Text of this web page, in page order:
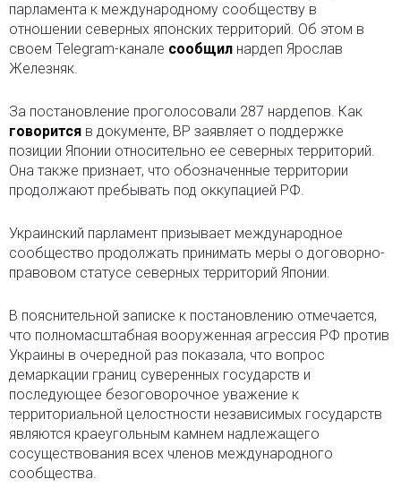
парламента к международному сообществу в
отношении северных японских территорий. Об этом в
своем Telegram-канале сообщил нардеп Ярослав
Железняк.
За постановление проголосовали 287 нардепов. Как
говорится в документе, ВР заявляет о поддержке
позиции Японии относительно ее северных территорий.
Она также признает, что обозначенные территории
продолжают пребывать под оккупацией РФ.
Украинский парламент призывает международное
сообщество продолжать принимать меры о договорно-
правовом статусе северных территорий Японии.
В пояснительной записке к постановлению отмечается,
что полномасштабная вооруженная агрессия РФ против
Украины в очередной раз показала, что вопрос
демаркации границ суверенных государств и
последующее безоговорочное уважение к
территориальной целостности независимых государств
являются краеугольным камнем надлежащего
сосуществования всех членов международного
сообщества.